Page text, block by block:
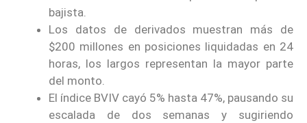
bajista.
Los datos de derivados muestran más de
$200 millones en posiciones liquidadas en 24
horas, los largos representan la mayor parte
del monto.
El índice BVIV cayó 5% hasta 47%, pausando su
escalada de dos semanas y sugiriendo